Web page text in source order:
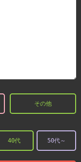
その他
40代 50代～